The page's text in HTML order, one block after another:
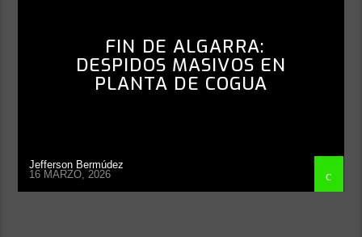
FIN DE ALGARRA:
DESPIDOS MASIVOS EN
PLANTA DE COGUA
Jefferson Bermúdez
16 MARZO, 2026